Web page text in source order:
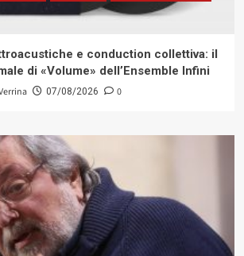
e conduction collettiva: il
di «Volume» dell’Ensemble Infini
07/08/2026 0